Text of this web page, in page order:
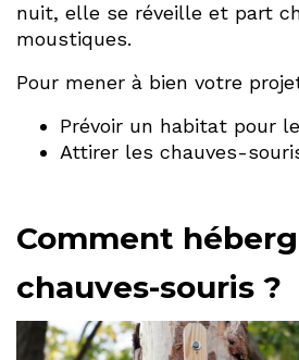
nuit, elle se réveille et part
moustiques.
Pour mener à bien votre
Prévoir un habitat pour
Attirer les chauves-
Comment
chauves-souris ?